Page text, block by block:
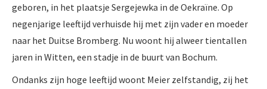
geboren, in het plaatsje Sergejewka in de Oekraïne. Op
negenjarige leeftijd verhuisde hij met zijn vader en moeder
naar het Duitse Bromberg. Nu woont hij alweer tientallen
jaren in Witten, een stadje in de buurt van Bochum.
Ondanks zijn hoge leeftijd woont Meier zelfstandig, zij het